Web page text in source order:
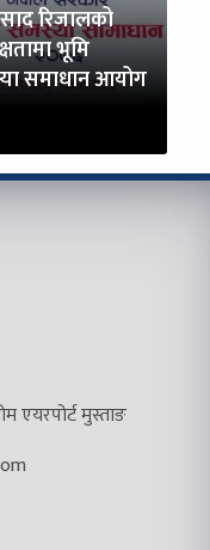
रिजालको
भूमि
समाधान आयोग
एयरपोर्ट मुस्ताङ